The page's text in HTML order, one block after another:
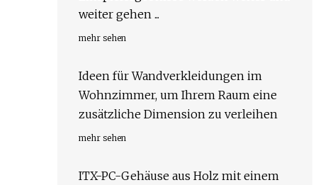
weiter gehen ...
mehr sehen
Ideen für Wandverkleidungen im
Wohnzimmer, um Ihrem Raum eine
zusätzliche Dimension zu verleihen
mehr sehen
ITX-PC-Gehäuse aus Holz mit einem